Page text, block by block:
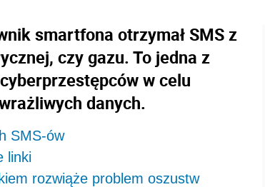
smartfona otrzymał SMS z
czy gazu. To jedna z
w celu
danych.
SMS-ów
linki
rozwiąże problem oszustw